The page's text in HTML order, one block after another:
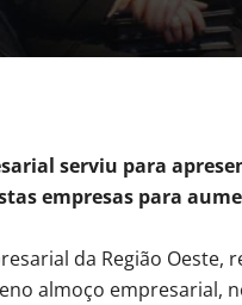
serviu para
empresas para
da Região
almoço empresarial,